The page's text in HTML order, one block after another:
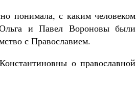
понимала, с каким человеком
и Павел Вороновы были
с Православием.
о православной